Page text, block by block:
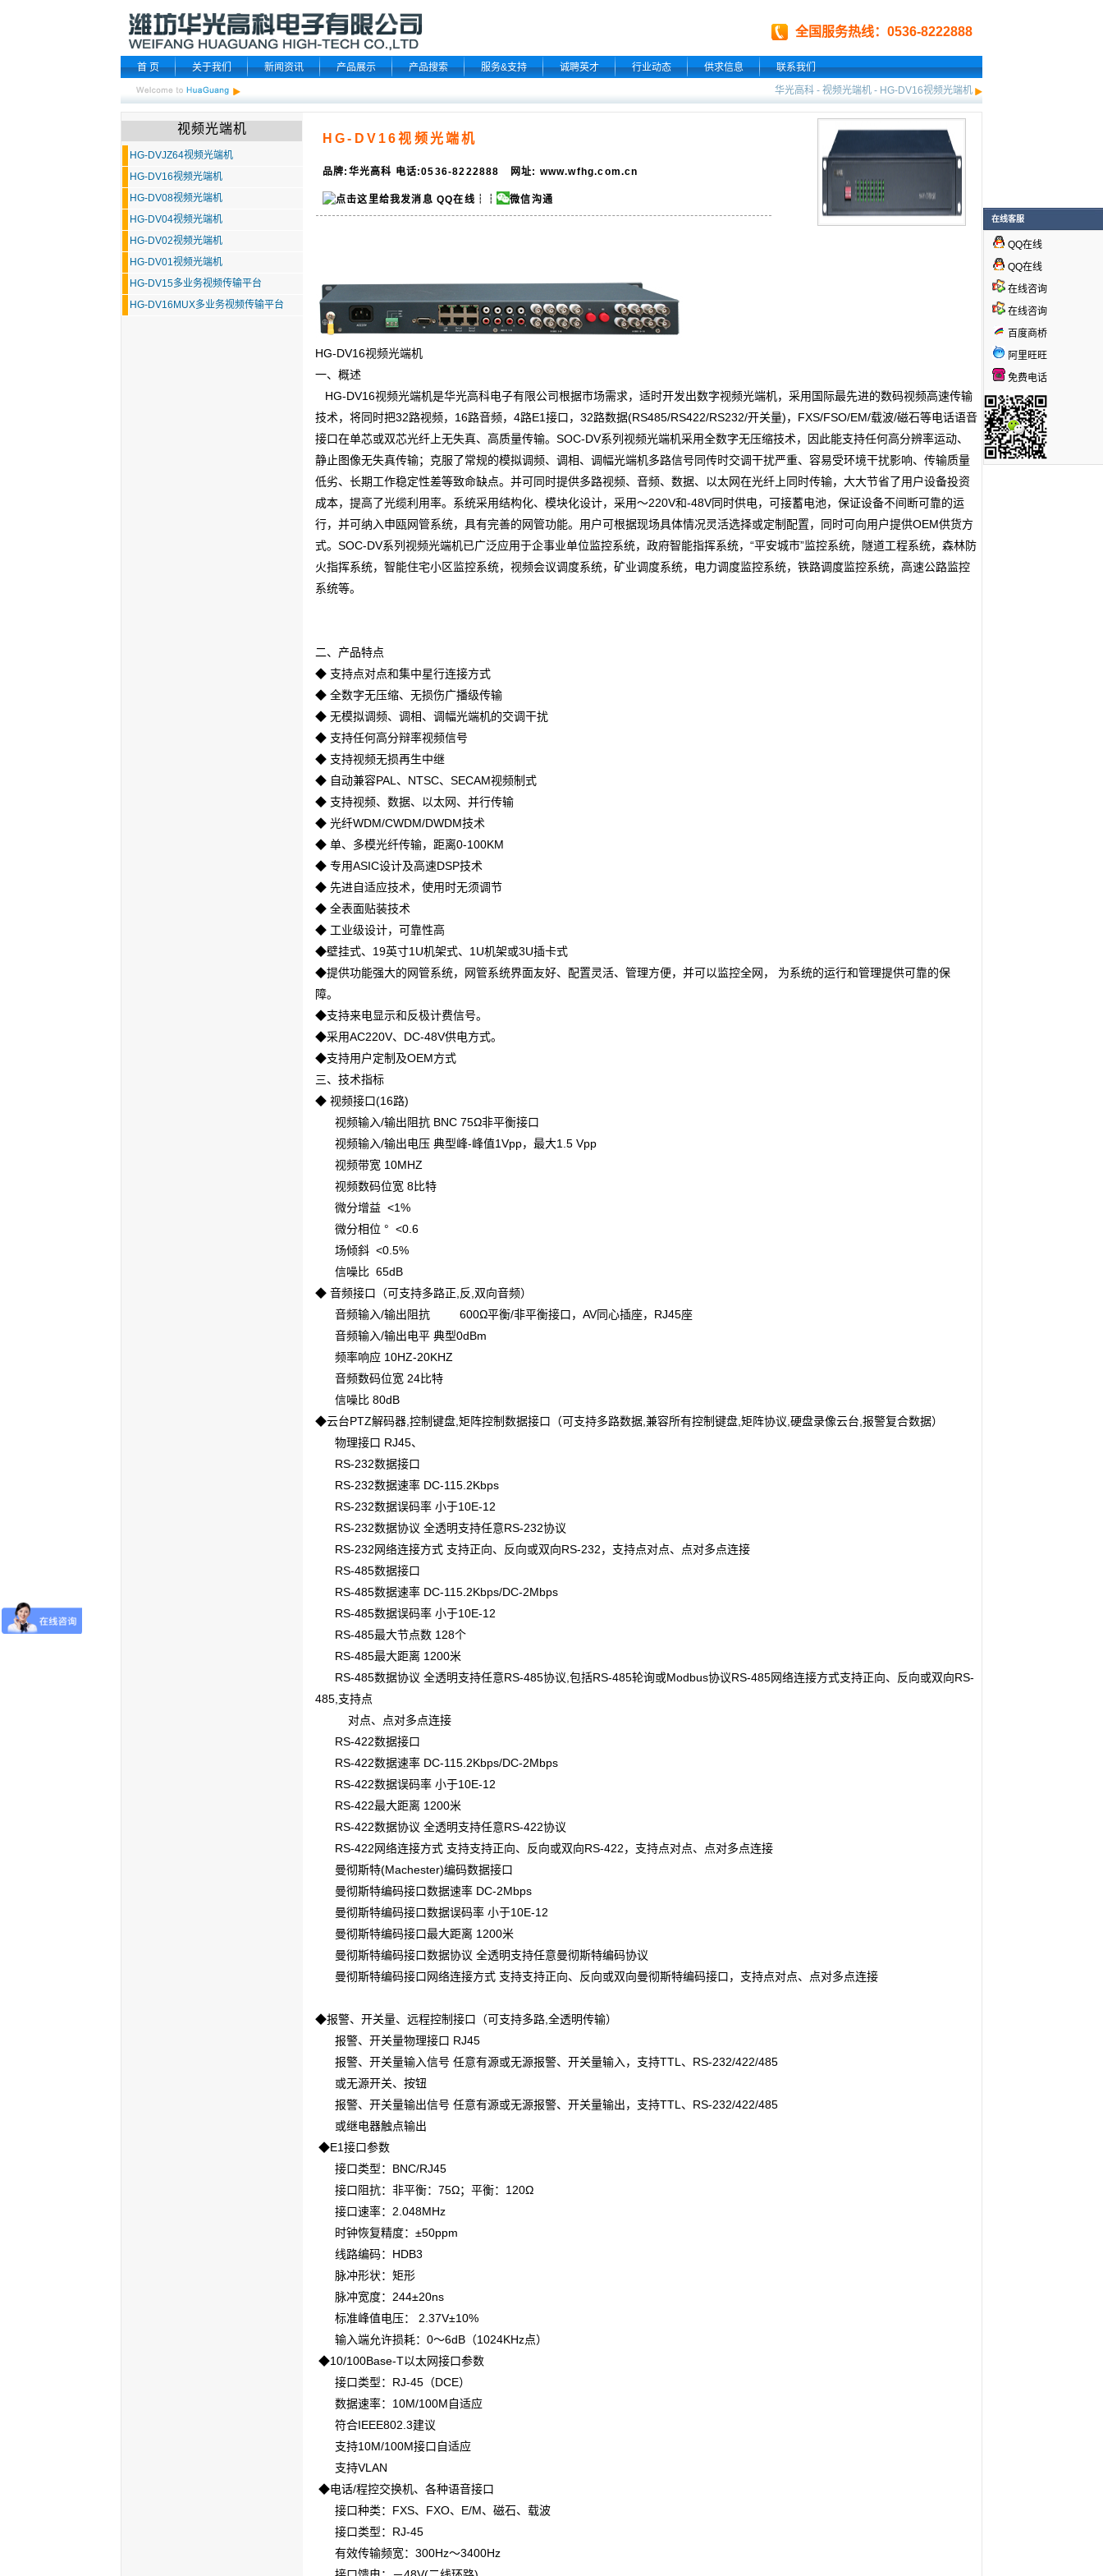
全国服务热线：0536-8222888
首 页 关于我们 新闻资讯 产品展示 产品搜索 服务&支持 诚聘英才 行业动态 供求信息
联系我们
华光高科 - 视频光端机 - HG-DV16视频光端机
视频光端机
HG-DVJZ64视频光端机
HG-DV16视频光端机
HG-DV08视频光端机
HG-DV04视频光端机
HG-DV02视频光端机
HG-DV01视频光端机
HG-DV15多业务视频传输平台
HG-DV16MUX多业务视频传输平台
HG-DV16视频光端机
品牌:华光高科 电话:0536-8222888 网址: www.wfhg.com.cn
QQ在线 ┆┆ 微信沟通
HG-DV16视频光端机
一、概述
HG-DV16视频光端机是华光高科电子有限公司根据市场需求，适时开发出数字视频光端机，采用国际最先进的数码视频高速传输
技术，将同时把32路视频，16路音频，4路E1接口，32路数据(RS485/RS422/RS232/开关量)，FXS/FSO/EM/载波/磁石等电话语音
接口在单芯或双芯光纤上无失真、高质量传输。SOC-DV系列视频光端机采用全数字无压缩技术，因此能支持任何高分辨率运动、
静止图像无失真传输；克服了常规的模拟调频、调相、调幅光端机多路信号同传时交调干扰严重、容易受环境干扰影响、传输质量
低劣、长期工作稳定性差等致命缺点。并可同时提供多路视频、音频、数据、以太网在光纤上同时传输，大大节省了用户设备投资
成本，提高了光缆利用率。系统采用结构化、模块化设计，采用～220V和-48V同时供电，可接蓄电池，保证设备不间断可靠的运
行，并可纳入申瓯网管系统，具有完善的网管功能。用户可根据现场具体情况灵活选择或定制配置，同时可向用户提供OEM供货方
式。SOC-DV系列视频光端机已广泛应用于企事业单位监控系统，政府智能指挥系统，“平安城市”监控系统，隧道工程系统，森林防
火指挥系统，智能住宅小区监控系统，视频会议调度系统，矿业调度系统，电力调度监控系统，铁路调度监控系统，高速公路监控
系统等。
二、产品特点
◆ 支持点对点和集中星行连接方式
◆ 全数字无压缩、无损伤广播级传输
◆ 无模拟调频、调相、调幅光端机的交调干扰
◆ 支持任何高分辩率视频信号
◆ 支持视频无损再生中继
◆ 自动兼容PAL、NTSC、SECAM视频制式
◆ 支持视频、数据、以太网、并行传输
◆ 光纤WDM/CWDM/DWDM技术
◆ 单、多模光纤传输，距离0-100KM
◆ 专用ASIC设计及高速DSP技术
◆ 先进自适应技术，使用时无须调节
◆ 全表面贴装技术
◆ 工业级设计，可靠性高
◆壁挂式、19英寸1U机架式、1U机架或3U插卡式
◆提供功能强大的网管系统，网管系统界面友好、配置灵活、管理方便，并可以监控全网， 为系统的运行和管理提供可靠的保
障。
◆支持来电显示和反极计费信号。
◆采用AC220V、DC-48V供电方式。
◆支持用户定制及OEM方式
三、技术指标
◆ 视频接口(16路)
视频输入/输出阻抗 BNC 75Ω非平衡接口
视频输入/输出电压 典型峰-峰值1Vрр，最大1.5 Vрр
视频带宽 10MHZ
视频数码位宽 8比特
微分增益 <1%
微分相位 ° <0.6
场倾斜 <0.5%
信噪比 65dB
◆ 音频接口（可支持多路正,反,双向音频）
音频输入/输出阻抗 600Ω平衡/非平衡接口，AV同心插座，RJ45座
音频输入/输出电平 典型0dBm
频率响应 10HZ-20KHZ
音频数码位宽 24比特
信噪比 80dB
◆云台PTZ解码器,控制键盘 ,矩阵控制数据接口（可支持多路数据,兼容所有控制键盘 ,矩阵协议,硬盘录像云台,报警复合数据）
物理接口 RJ45、
RS-232数据接口
RS-232数据速率 DC-115.2Kbps
RS-232数据误码率 小于10E-12
RS-232数据协议 全透明支持任意RS-232协议
RS-232网络连接方式 支持正向、反向或双向RS-232，支持点对点、点对多点连接
RS-485数据接口
RS-485数据速率 DC-115.2Kbps/DC-2Mbps
RS-485数据误码率 小于10E-12
RS-485最大节点数 128个
RS-485最大距离 1200米
RS-485数据协议 全透明支持任意RS-485协议,包括RS-485轮询或Modbus协议RS-485网络连接方式支持正向、反向或双向RS-
485,支持点
对点、点对多点连接
RS-422数据接口
RS-422数据速率 DC-115.2Kbps/DC-2Mbps
RS-422数据误码率 小于10E-12
RS-422最大距离 1200米
RS-422数据协议 全透明支持任意RS-422协议
RS-422网络连接方式 支持支持正向、反向或双向RS-422，支持点对点、点对多点连接
曼彻斯特(Machester)编码数据接口
曼彻斯特编码接口数据速率 DC-2Mbps
曼彻斯特编码接口数据误码率 小于10E-12
曼彻斯特编码接口最大距离 1200米
曼彻斯特编码接口数据协议 全透明支持任意曼彻斯特编码协议
曼彻斯特编码接口网络连接方式 支持支持正向、反向或双向曼彻斯特编码接口，支持点对点、点对多点连接
◆报警、开关量、远程控制接口（可支持多路,全透明传输）
报警、开关量物理接口 RJ45
报警、开关量输入信号 任意有源或无源报警、开关量输入，支持TTL、RS-232/422/485
或无源开关、按钮
报警、开关量输出信号 任意有源或无源报警、开关量输出，支持TTL、RS-232/422/485
或继电器触点输出
◆E1接口参数
接口类型：BNC/RJ45
接口阻抗：非平衡：75Ω；平衡：120Ω
接口速率：2.048MHz
时钟恢复精度：±50ppm
线路编码：HDB3
脉冲形状：矩形
脉冲宽度：244±20ns
标准峰值电压： 2.37V±10%
输入端允许损耗：0～6dB（1024KHz点）
◆10/100Base-T以太网接口参数
接口类型：RJ-45（DCE）
数据速率：10M/100M自适应
符合IEEE802.3建议
支持10M/100M接口自适应
支持VLAN
◆电话/程控交换机、各种语音接口
接口种类：FXS、FXO、E/M、磁石、载波
接口类型：RJ-45
有效传输频宽：300Hz～3400Hz
在线客服
QQ在线
QQ在线
在线咨询
在线咨询
百度商桥
阿里旺旺
免费电话